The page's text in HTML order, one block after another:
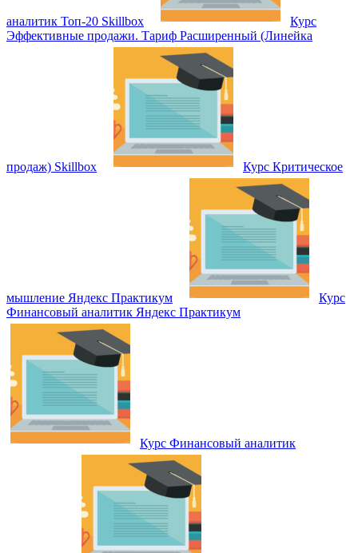
аналитик Топ-20 Skillbox
Курс
Эффективные продажи. Тариф Расширенный (Линейка
продаж) Skillbox Курс Критическое
мышление Яндекс Практикум
Курс
Финансовый аналитик Яндекс Практикум
Курс Финансовый аналитик